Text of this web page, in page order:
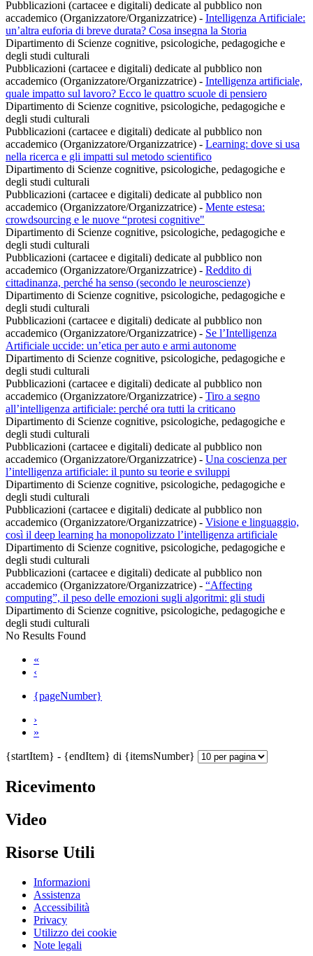
Pubblicazioni (cartacee e digitali) dedicate al pubblico non
accademico (Organizzatore/Organizzatrice) - Intelligenza Artificiale:
un’altra euforia di breve durata? Cosa insegna la Storia
Dipartimento di Scienze cognitive, psicologiche, pedagogiche e
degli studi culturali
Pubblicazioni (cartacee e digitali) dedicate al pubblico non
accademico (Organizzatore/Organizzatrice) - Intelligenza artificiale,
quale impatto sul lavoro? Ecco le quattro scuole di pensiero
Dipartimento di Scienze cognitive, psicologiche, pedagogiche e
degli studi culturali
Pubblicazioni (cartacee e digitali) dedicate al pubblico non
accademico (Organizzatore/Organizzatrice) - Learning: dove si usa
nella ricerca e gli impatti sul metodo scientifico
Dipartimento di Scienze cognitive, psicologiche, pedagogiche e
degli studi culturali
Pubblicazioni (cartacee e digitali) dedicate al pubblico non
accademico (Organizzatore/Organizzatrice) - Mente estesa:
crowdsourcing e le nuove “protesi cognitive"
Dipartimento di Scienze cognitive, psicologiche, pedagogiche e
degli studi culturali
Pubblicazioni (cartacee e digitali) dedicate al pubblico non
accademico (Organizzatore/Organizzatrice) - Reddito di
cittadinanza, perché ha senso (secondo le neuroscienze)
Dipartimento di Scienze cognitive, psicologiche, pedagogiche e
degli studi culturali
Pubblicazioni (cartacee e digitali) dedicate al pubblico non
accademico (Organizzatore/Organizzatrice) - Se l’Intelligenza
Artificiale uccide: un’etica per auto e armi autonome
Dipartimento di Scienze cognitive, psicologiche, pedagogiche e
degli studi culturali
Pubblicazioni (cartacee e digitali) dedicate al pubblico non
accademico (Organizzatore/Organizzatrice) - Tiro a segno
all’intelligenza artificiale: perché ora tutti la criticano
Dipartimento di Scienze cognitive, psicologiche, pedagogiche e
degli studi culturali
Pubblicazioni (cartacee e digitali) dedicate al pubblico non
accademico (Organizzatore/Organizzatrice) - Una coscienza per
l’intelligenza artificiale: il punto su teorie e sviluppi
Dipartimento di Scienze cognitive, psicologiche, pedagogiche e
degli studi culturali
Pubblicazioni (cartacee e digitali) dedicate al pubblico non
accademico (Organizzatore/Organizzatrice) - Visione e linguaggio,
così il deep learning ha monopolizzato l’intelligenza artificiale
Dipartimento di Scienze cognitive, psicologiche, pedagogiche e
degli studi culturali
Pubblicazioni (cartacee e digitali) dedicate al pubblico non
accademico (Organizzatore/Organizzatrice) - “Affecting
computing”, il peso delle emozioni sugli algoritmi: gli studi
Dipartimento di Scienze cognitive, psicologiche, pedagogiche e
degli studi culturali
No Results Found
«
‹
{pageNumber}
›
»
{startItem} - {endItem} di {itemsNumber}
Ricevimento
Video
Risorse Utili
Informazioni
Assistenza
Accessibilità
Privacy
Utilizzo dei cookie
Note legali